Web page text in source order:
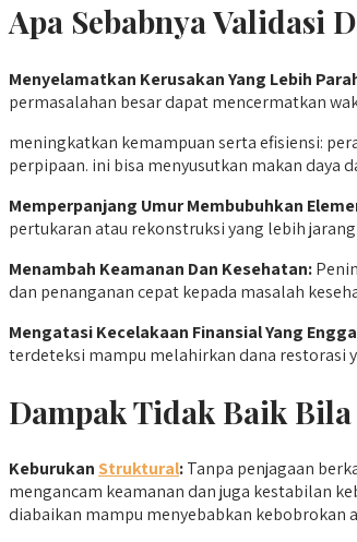
Apa Sebabnya Validasi
Menyelamatkan Kerusakan Yang Lebih
permasalahan besar dapat mencermatkan
meningkatkan kemampuan serta efisiensi:
perpipaan. ini bisa menyusutkan makan daya
Memperpanjang Umur Membubuhkan
pertukaran atau rekonstruksi yang lebih
Menambah Keamanan Dan Kesehatan:
dan penanganan cepat kepada masalah
Mengatasi Kecelakaan Finansial Yang
terdeteksi mampu melahirkan dana restorasi
Dampak Tidak Baik
KeburukanStruktural:Tanpa penjagaan
mengancam keamanan dan juga kestabilan
diabaikan mampu menyebabkan kebobrokan